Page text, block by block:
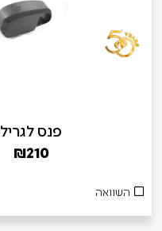
פנס לגריל
₪210
השוואה